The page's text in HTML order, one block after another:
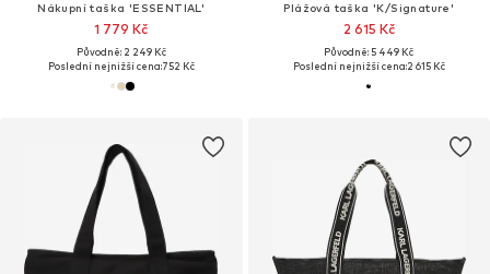
Nákupní taška 'ESSENTIAL'
1 779 Kč
Původně: 2 249 Kč
Poslední nejnižší cena:752 Kč
Plážová taška 'K/Signature'
2 615 Kč
Původně: 5 449 Kč
Poslední nejnižší cena:2 615 Kč